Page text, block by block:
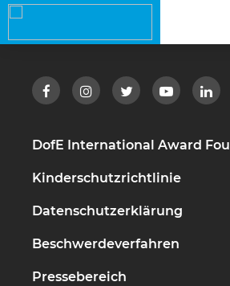
DofE International Award
Kinderschutzrichtlinie
Datenschutzerklärung
Beschwerdeverfahren
Pressebereich